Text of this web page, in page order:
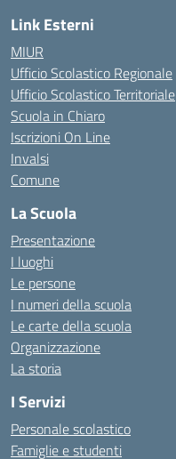
Link Esterni
MIUR
Ufficio Scolastico Regionale
Ufficio Scolastico Territoriale
Scuola in Chiaro
Iscrizioni On Line
Invalsi
Comune
La Scuola
Presentazione
I luoghi
Le persone
I numeri della scuola
Le carte della scuola
Organizzazione
La storia
I Servizi
Personale scolastico
Famiglie e studenti